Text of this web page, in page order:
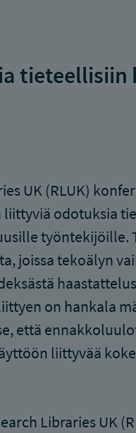
UK (RLUK)
odotuksia
työntekijöille.
joissa tekoälyn
on hankala
että
liittyvää
Libraries UK